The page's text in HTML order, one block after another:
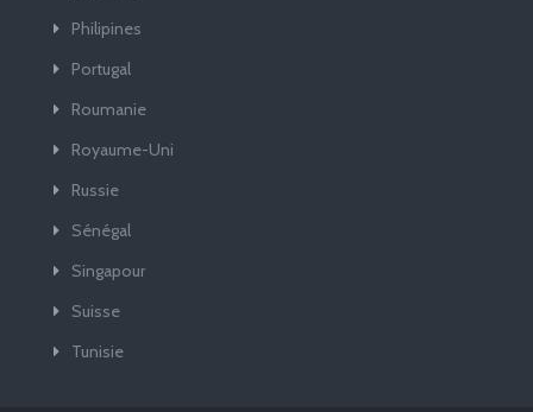
Philipines
Portugal
Roumanie
Royaume-Uni
Russie
Sénégal
Singapour
Suisse
Tunisie